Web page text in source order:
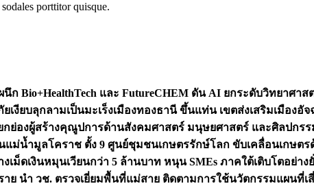
porttitor quisque.
นึก Bio+HealthTech และ FutureCHEM ดัน AI ยกระดับวิทยาศ
เงียบลุกลามเป็นมะเร็งเมืองทองธานี ขึ้นแท่น เขตส่งเสริมเมืองอั
กย่องผู้สร้างคุณูปการด้านสังคมศาสตร์ มนุษยศาสตร์ และศิลปกร
แม่น้ำมูลโคราช ตั้ง 9 ศูนย์ชุมชนเกษตรรักษ์โลก ขับเคลื่อนเกษต
เม็ดเงินหมุนเวียนกว่า 5 ล้านบาท หนุน SMEs ภาคใต้เติบโตอย่าง
าย นำ วช. ตรวจเยี่ยมพื้นที่แม่สาย ติดตามการใช้นวัตกรรมแผนที่